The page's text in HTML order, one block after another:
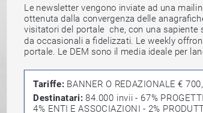
Le newsletter vengono inviate ad una
ottenuta dalla convergenza delle
visitatori del portale  che, con una sapiente
da occasionali a fidelizzati. Le weekly
portale. Le DEM sono il media ideale per
Tariffe: BANNER O REDAZIONALE €
Destinatari: 84.000 invii - 67%
4% ENTI E ASSOCIAZIONI - 2%